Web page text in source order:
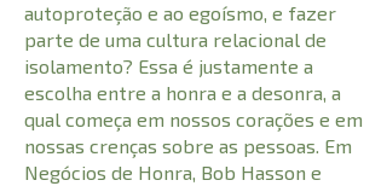
autoproteção e ao egoísmo, e fazer
parte de uma cultura relacional de
isolamento? Essa é justamente a
escolha entre a honra e a desonra, a
qual começa em nossos corações e em
nossas crenças sobre as pessoas. Em
Negócios de Honra, Bob Hasson e